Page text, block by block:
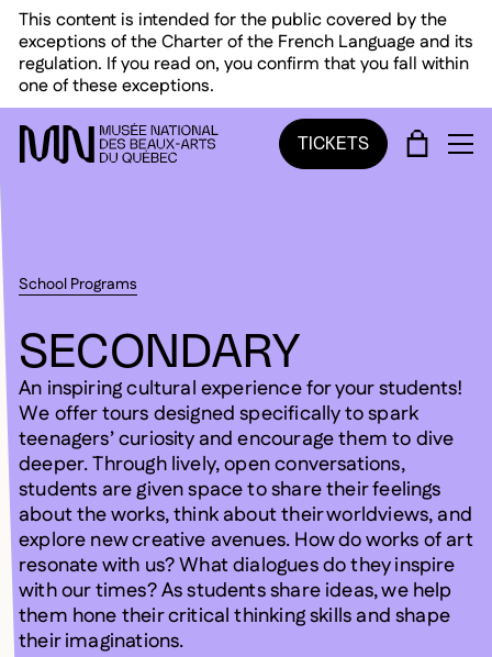
Skip to main menu
Skip to main content
Skip to footer
This content is intended for the public covered by the
exceptions of the Charter of the French Language and its
regulation. If you read on, you confirm that you fall within
one of these exceptions.
TICKETS CART
School Programs
SECONDARY
An inspiring cultural experience for your students!
We offer tours designed specifically to spark
teenagers’ curiosity and encourage them to dive
deeper. Through lively, open conversations,
students are given space to share their feelings
about the works, think about their worldviews, and
explore new creative avenues. How do works of art
resonate with us? What dialogues do they inspire
with our times? As students share ideas, we help
them hone their critical thinking skills and shape
their imaginations.